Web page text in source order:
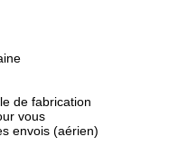
de fabrication
vous
envois (aérien)